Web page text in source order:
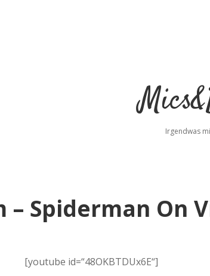
Irgendwas
– Spiderman On
[youtube id=“48OKBTDUx6E“]